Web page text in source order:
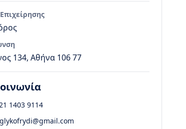
134, Αθήνα 106 77
1403 9114